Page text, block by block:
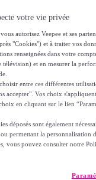
ensoleillé
Gerês… Le
Dates
votre vie privée
autorisez Veepee et ses
"Cookies") et à traiter vos
renseignées dans votre
télévision) et en mesurer la
entre ces différentes
accepter". Vos choix
en cliquant sur le lien
déposés sont également
permettant la personnalisation
vous pouvez consulter notre